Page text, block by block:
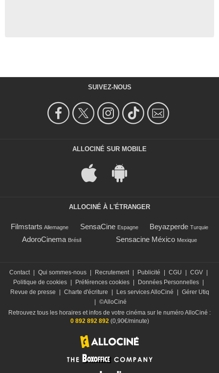
SUIVEZ-NOUS
ALLOCINÉ SUR MOBILE
ALLOCINÉ À L'ÉTRANGER
Filmstarts Allemagne SensaCine Espagne Beyazperde Turquie
AdoroCinema Brésil Sensacine México Mexique
Contact | Qui sommes-nous | Recrutement | Publicité | CGU | CGV |
Politique de cookies | Préférences cookies | Données Personnelles |
Revue de presse
| Charte d'écriture | Les services AlloCiné | Gérer Utiq
| ©AlloCiné
Retrouvez tous les horaires et infos de votre cinéma sur le numéro AlloCiné :
0 892 892 892 (0,90€/minute)